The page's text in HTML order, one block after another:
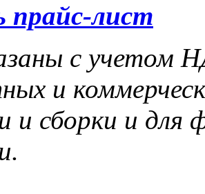
прайс-лист
с учетом
и
и сборки и для